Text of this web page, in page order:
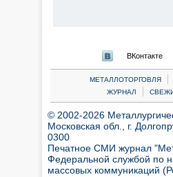
ВКонтакте
МЕТАЛЛОТОРГОВЛЯ |
ЖУРНАЛ
|
© 2002-2026
Московская обл., г.
0300
Печатное СМИ журнал
Федеральной службой по
массовых коммуникаций